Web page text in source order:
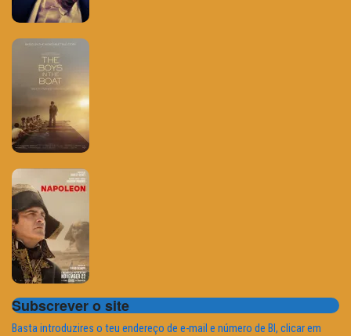
Subscrever o site
Basta introduzires o teu endereço de e-mail e número de BI, clicar em